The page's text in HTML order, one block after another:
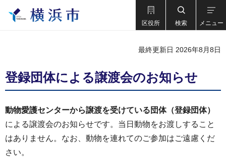
区役所 検索 メニュー
最終更新日 2026年8月8日
登録団体による譲渡会のお知らせ
動物愛護センターから譲渡を受けている団体（登録団体）
による譲渡会のお知らせです。当日動物をお渡しすること
はありません。なお、動物を連れてのご参加はご遠慮くだ
さい。